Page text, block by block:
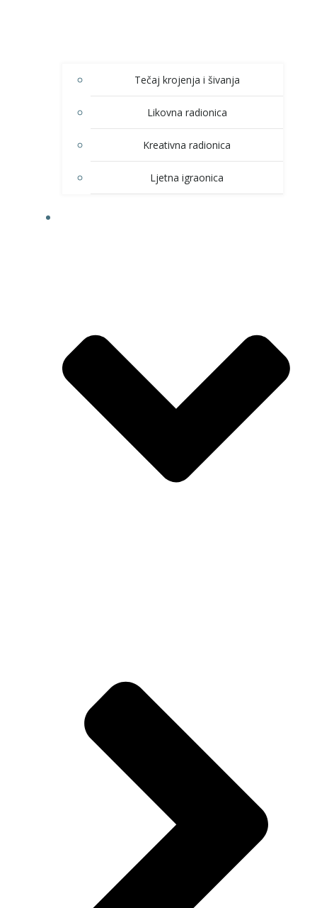
Tečaj krojenja i šivanja
Likovna radionica
Kreativna radionica
Ljetna igraonica